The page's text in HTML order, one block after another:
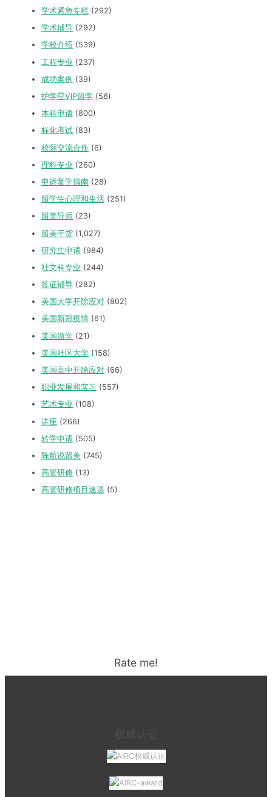
学校介绍(539)
工程专业 (237)
成功案例 (39)
护学星VIP留学 (56)
本科申请 (800)
标化考试(83)
校际交流合作
(6)
理科专业 (260)
申诉复学指南 (28)
留学生心理和生活
留美导师(23)
留美干货(1,027)
研究生申请
(984)
社文科专业 (244)
签证辅导(282)
美国大学开除应对
美国新冠疫情
(61)
美国游学(21)
美国社区大学 (158)
美国高中开除应对
职业发展和实习
(557)
艺术专业(108)
讲座(266)
转学申请 (505)
陈航说留美
高管研修 (13)
高管研修项目速递